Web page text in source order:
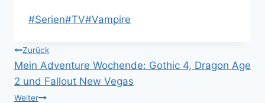
Schlagworte:
#Serien#TV#Vampire
Beitragsnavigation
Zurück
Mein Adventure Wochende: Gothic 4, Dragon Age
2 und Fallout New Vegas
Weiter